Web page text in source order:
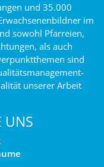
und 35.000
im
sowohl Pfarreien,
als auch
sind
unserer Arbeit
UNS